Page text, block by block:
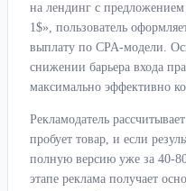
на лендинг с
1$», пользователь
выплату по CPA-модели.
снижении барьера входа
максимально эффективно
Рекламодатель
пробует товар, и если
полную версию уже за 40-
этапе реклама получает